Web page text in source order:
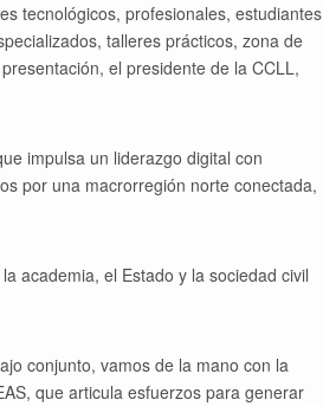
tecnológicos, profesionales, estudiantes
talleres prácticos, zona de
el presidente de la CCLL,
impulsa un liderazgo digital con
por una macrorregión norte conectada,
academia, el Estado y la sociedad civil
conjunto, vamos de la mano con la
que articula esfuerzos para generar